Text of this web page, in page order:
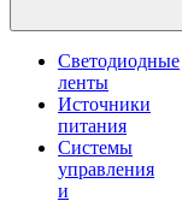
Светодиодные
ленты
Источники
питания
Системы
управления
и